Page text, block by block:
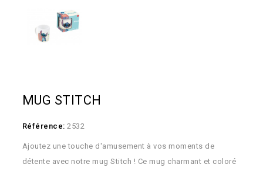
MUG STITCH
Référence: 2532
Ajoutez une touche d'amusement à vos moments de
détente avec notre mug Stitch ! Ce mug charmant et coloré